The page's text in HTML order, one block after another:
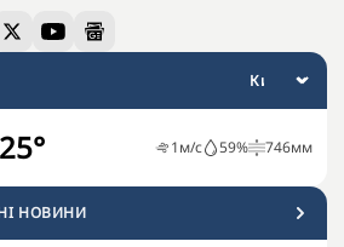
1м/с 59% 746мм
НОВИНИ